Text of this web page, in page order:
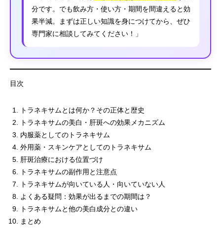
分です。でも飲み方・使い方・期間を間違えると効
果半減。まずは正しい知識を身につけてから、ぜひ
専門家に相談してみてください！」
目次
トラネキサムとは何か？その正体と歴史
トラネキサムの美白・肝斑への効果メカニズム
内服薬としてのトラネキサム
外用薬・スキンケアとしてのトラネキサム
肝斑治療における位置づけ
トラネキサムの副作用と注意点
トラネキサムが向いている人・向いていない人
よくある疑問：効果が出るまでの期間は？
トラネキサムと他の美白成分との違い
まとめ